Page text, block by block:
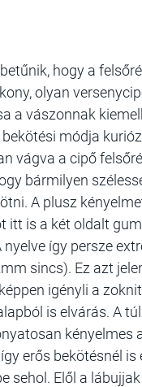
hogy a
olyan
a vászonnak
módja
vágva a cipő
bármilyen
A plusz
itt is a két oldalt
így persze
sincs). Ez azt
igényli a
is elvárás. A
kényelmes
erős bekötésnél is
sehol. Elől a